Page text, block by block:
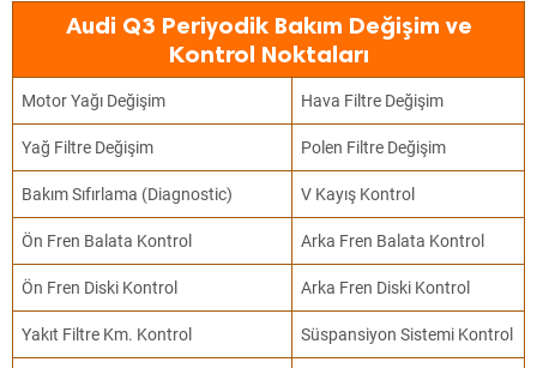
Audi Q3 Periyodik Bakım Değişim ve
Kontrol Noktaları
Motor Yağı Değişim Hava Filtre Değişim
Yağ Filtre Değişim Polen Filtre Değişim
Bakım Sıfırlama (Diagnostic) V Kayış Kontrol
Ön Fren Balata Kontrol Arka Fren Balata Kontrol
Ön Fren Diski Kontrol Arka Fren Diski Kontrol
Yakıt Filtre Km. Kontrol Süspansiyon Sistemi Kontrol